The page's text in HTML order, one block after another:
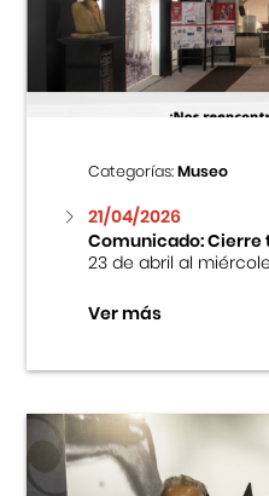
Centro Cultural
Museo de la
Fondo Editorial
Teatro Peruano
Categorías:Museo
21/04/2026
Comunicado: Cierre
23 de abril al
Ver más